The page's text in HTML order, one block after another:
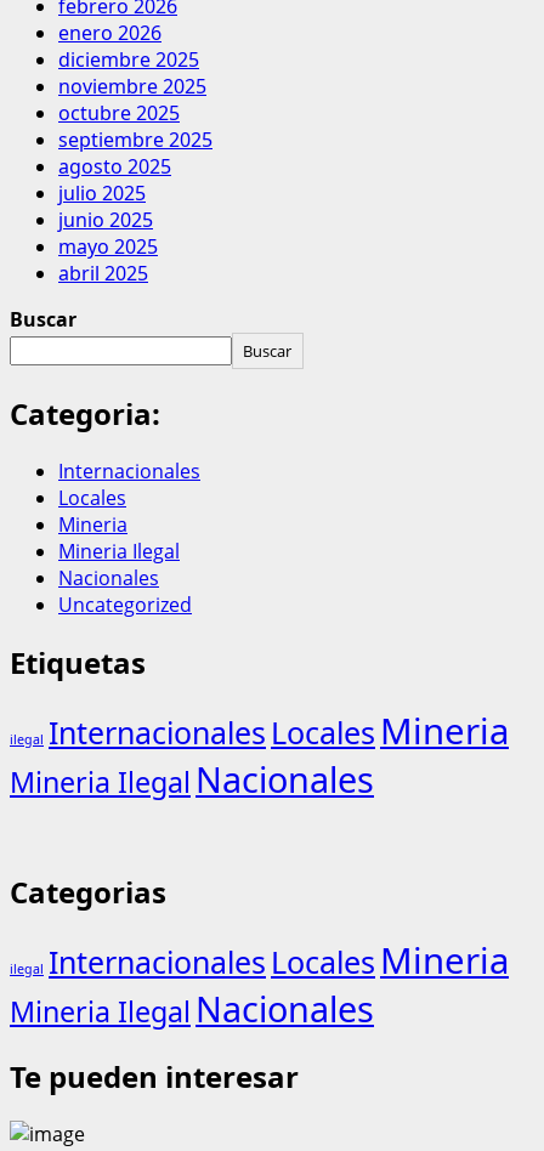
febrero 2026
enero 2026
diciembre 2025
noviembre 2025
octubre 2025
septiembre 2025
agosto 2025
julio 2025
junio 2025
mayo 2025
abril 2025
Buscar
Buscar
Categoria:
Internacionales
Locales
Mineria
Mineria Ilegal
Nacionales
Uncategorized
Etiquetas
ilegal Internacionales Locales Mineria
Mineria Ilegal Nacionales
Categorias
ilegal Internacionales Locales Mineria
Mineria Ilegal Nacionales
Te pueden interesar